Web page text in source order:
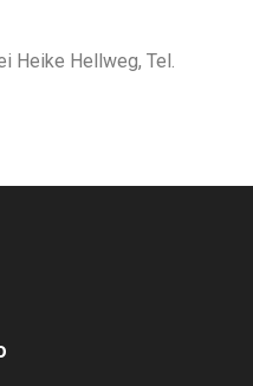
Heike Hellweg, Tel.